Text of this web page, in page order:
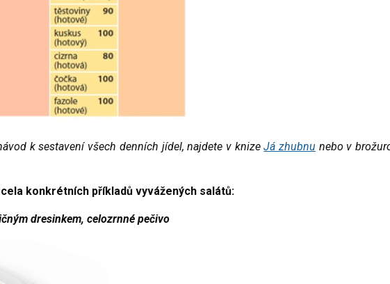
k sestavení všech denních jídel, najdete v knizeJá zhubnu nebo v
konkrétních příkladů vyvážených salátů:
dresinkem, celozrnné pečivo